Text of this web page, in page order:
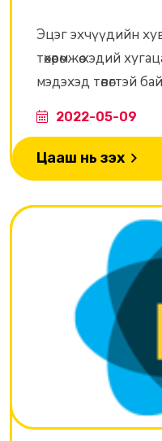
Эцэг эхчүүдийн
төхөөрөмжөө хэдий
мэдэхэд төвөгтэй
интернет,
эсэхийг
2022-05-09
Цааш нь үзэх